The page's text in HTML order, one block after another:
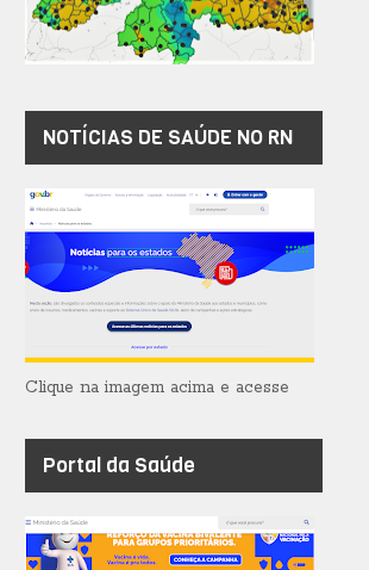
NOTÍCIAS DE SAÚDE NO RN
Clique na imagem acima e acesse
Portal da Saúde